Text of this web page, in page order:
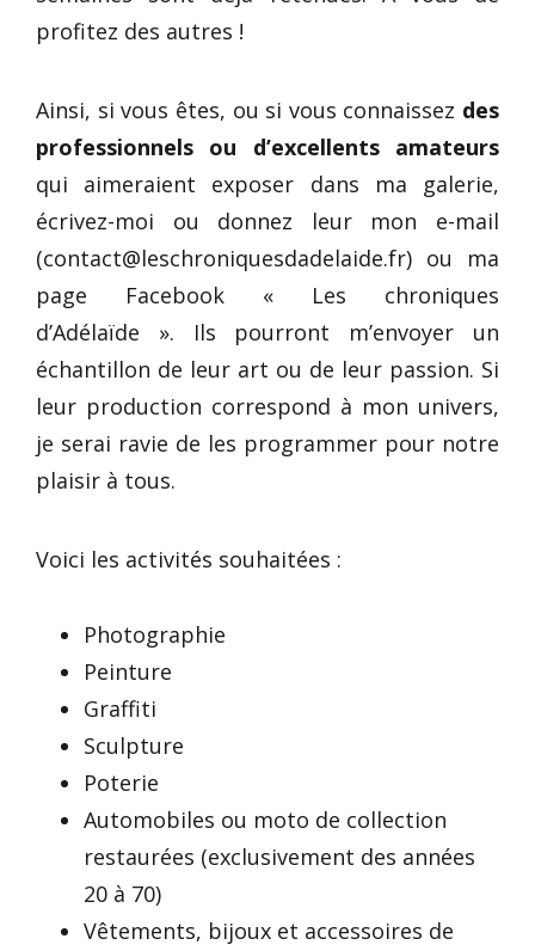
profitez des autres !
Ainsi, si vous êtes, ou si vous connaissez des
professionnels ou d’excellents amateurs
qui aimeraient exposer dans ma galerie,
écrivez-moi ou donnez leur mon e-mail
(contact@leschroniquesdadelaide.fr) ou ma
page Facebook « Les chroniques
d’Adélaïde ». Ils pourront m’envoyer un
échantillon de leur art ou de leur passion. Si
leur production correspond à mon univers,
je serai ravie de les programmer pour notre
plaisir à tous.
Voici les activités souhaitées :
Photographie
Peinture
Graffiti
Sculpture
Poterie
Automobiles ou moto de collection
restaurées (exclusivement des années
20 à 70)
Vêtements, bijoux et accessoires de